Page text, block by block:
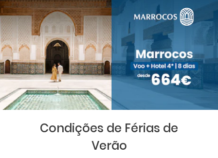
Condições de Férias de
Verão